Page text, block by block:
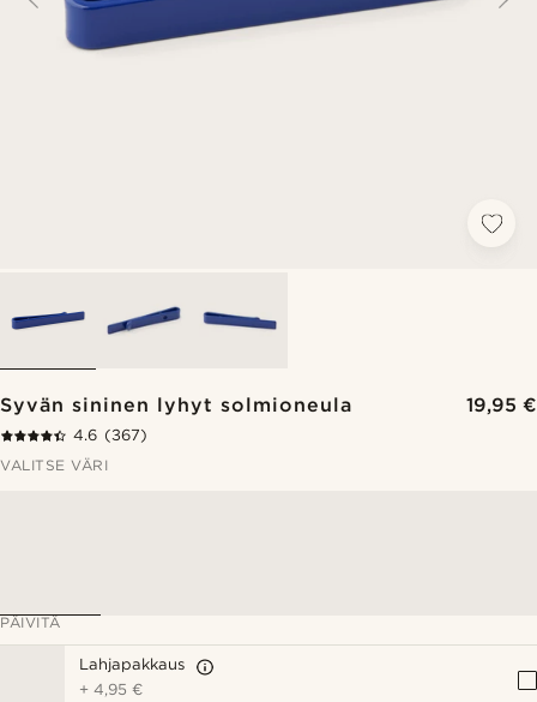
Syvän sininen lyhyt solmioneula 19,95 €
4.6 (367)
VALITSE VÄRI
PÄIVITÄ
Lahjapakkaus
+4,95 €